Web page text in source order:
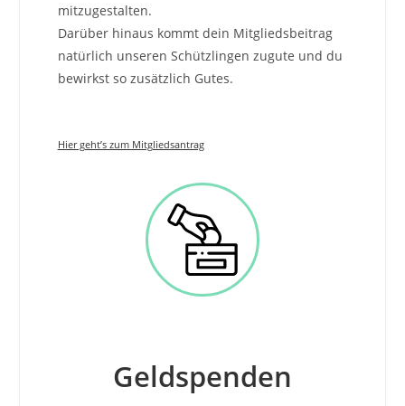
mitzugestalten.
Darüber hinaus kommt dein Mitgliedsbeitrag
natürlich unseren Schützlingen zugute und du
bewirkst so zusätzlich Gutes.
Hier geht’s zum Mitgliedsantrag
Geldspenden